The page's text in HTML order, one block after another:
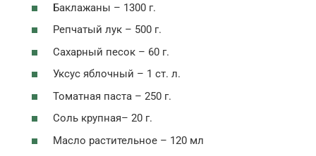
Баклажаны – 1300 г.
Репчатый лук – 500 г.
Сахарный песок – 60 г.
Уксус яблочный – 1 ст. л.
Томатная паста – 250 г.
Соль крупная– 20 г.
Масло растительное – 120 мл